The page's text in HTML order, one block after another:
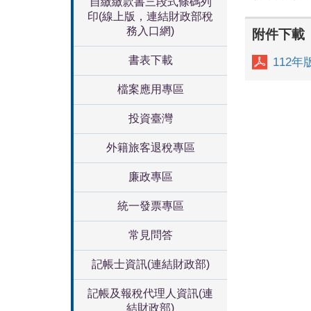
印(線上版，連結財政部稅
務入口網)
書表下載
檔案應用專區
投資臺灣
外籍旅客退稅專區
廉政專區
統一發票專區
常見問答
記帳士資訊(連結財政部)
記帳及報稅代理人資訊(連
結財政部)
附件下載
112年